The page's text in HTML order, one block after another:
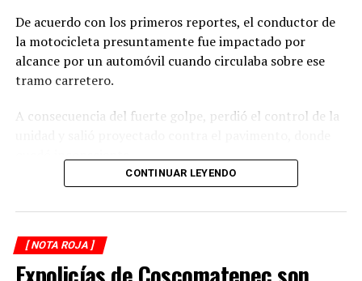
RELATED TOPICS:
Lo pega con cacha de pistola
De acuerdo con los primeros reportes, el conductor de
la motocicleta presuntamente fue impactado por
alcance por un automóvil cuando circulaba sobre ese
tramo carretero.
A consecuencia del fuerte golpe, perdió el control de la
Testigos del accidente solicitaron de inmediato el apoyo
de los cuerpos de emergencia al percatarse de que el
asfáltica, mientras otros automovilistas redujeron la
velocidad para evitar otro percance.
CONTINUAR LEYENDO
[ NOTA ROJA ]